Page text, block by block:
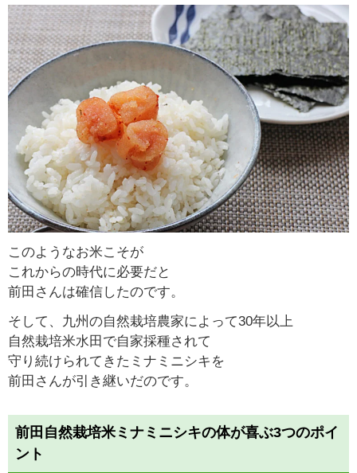
このようなお米こそが
これからの時代に必要だと
前田さんは確信したのです。
そして、九州の自然栽培農家によって30年以上
自然栽培米水田で自家採種されて
守り続けられてきたミナミニシキを
前田さんが引き継いだのです。
前田自然栽培米ミナミニシキの体が喜ぶ3つのポイ
ント